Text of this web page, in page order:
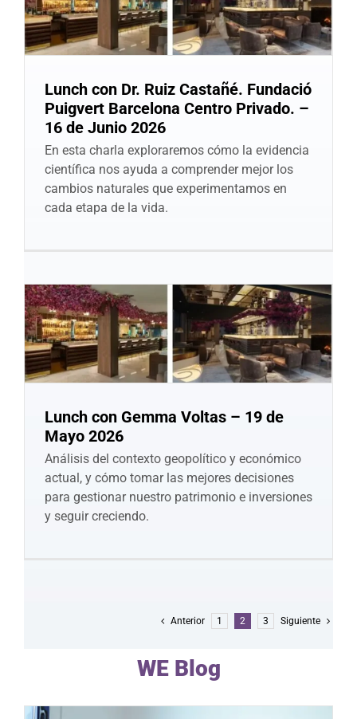
Lunch con Dr. Ruiz Castañé. Fundació
Puigvert Barcelona Centro Privado. –
16 de Junio 2026
En esta charla exploraremos cómo la evidencia
científica nos ayuda a comprender mejor los
cambios naturales que experimentamos en
cada etapa de la vida.
Lunch con Gemma Voltas – 19 de
Mayo 2026
Análisis del contexto geopolítico y económico
actual, y cómo tomar las mejores decisiones
para gestionar nuestro patrimonio e inversiones
y seguir creciendo.
Anterior 1 2 3 Siguiente
WE Blog